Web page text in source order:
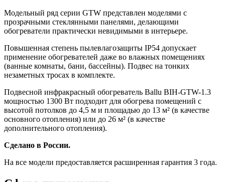
Модельный ряд серии GTW представлен моделями с
прозрачными стеклянными панелями, делающими
обогреватели практически невидимыми в интерьере.
Повышенная степень пылевлагозащиты IP54 допускает
применение обогревателей даже во влажных помещениях
(ванные комнаты, бани, бассейны). Подвес на тонких
незаметных тросах в комплекте.
Подвесной инфракрасный обогреватель Ballu BIH-GTW-1.3
мощностью 1300 Вт подходит для обогрева помещений с
высотой потолков до 4,5 м и площадью до 13 м² (в качестве
основного отопления) или до 26 м² (в качестве
дополнительного отопления).
Сделано в России.
На все модели предоставляется расширенная гарантия 3 года.